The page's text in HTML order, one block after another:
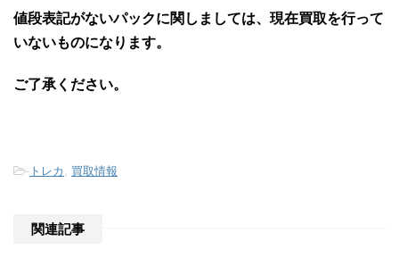
値段表記がないパックに関しましては、現在買取を行って
いないものになります。
ご了承ください。
- トレカ 買取情報
関連記事